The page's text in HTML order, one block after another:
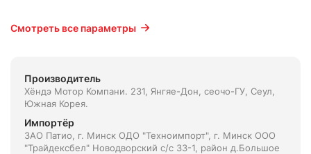
Смотреть все параметры
Производитель
Хёндэ Мотор Компани. 231, Янгяе-Дон, сеочо-ГУ, Сеул,
Южная Корея.
Импортёр
ЗАО Патио, г. Минск ОДО "Техноимпорт", г. Минск ООО
"Трайдексбел" Новодворский с/с 33-1, район д.Большое